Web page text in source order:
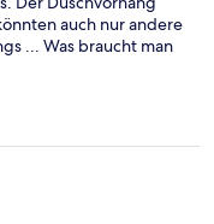
auch nur andere
... Was braucht man